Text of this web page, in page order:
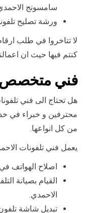
سامسونج
ورشة تصليح
لا تتاخروا في طلب
كنتم فيها حيث ان
فني متخصص
هل تحتاج الى فني
محترفين و خبراء في
من كل انواعها.
يعمل فني تلفونات
اصلاح الهواتف
القيام بصيانة
الاحمدي.
تبديل شاشة